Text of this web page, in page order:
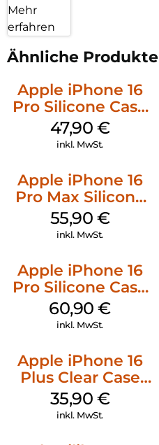
Mehr
erfahren
Ähnliche Produkte
Apple iPhone 16
Pro Silicone Case
MagSafe Denim
47,90 €
inkl. MwSt.
Apple iPhone 16
Pro Max Silicone
Case MagSafe
Stone Gray
55,90 €
inkl. MwSt.
Apple iPhone 16
Pro Silicone Case
MagSafe Stone
Gray
60,90€
inkl. MwSt.
Apple iPhone 16
Plus Clear Case
MagSafe
Transparent
35,90 €
inkl. MwSt.